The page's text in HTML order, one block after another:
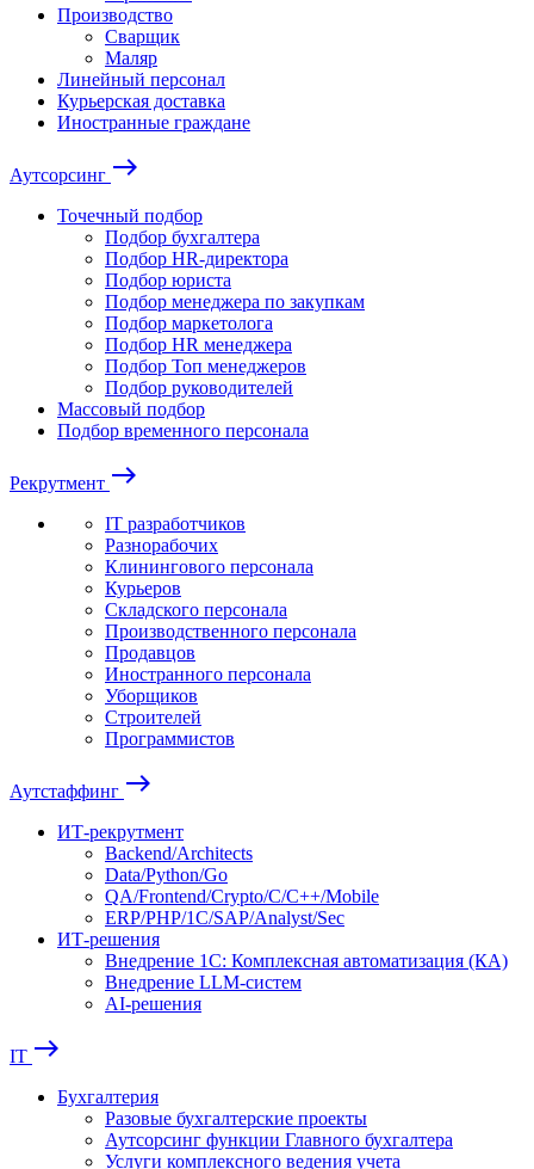
Производство
Сварщик
Маляр
Линейный персонал
Курьерская доставка
Иностранные граждане
Аутсорсинг east
Точечный подбор
Подбор бухгалтера
Подбор HR-директора
Подбор юриста
Подбор менеджера по закупкам
Подбор маркетолога
Подбор HR менеджера
Подбор Топ менеджеров
Подбор руководителей
Массовый подбор
Подбор временного персонала
Рекрутмент east
IT разработчиков
Разнорабочих
Клинингового персонала
Курьеров
Складского персонала
Производственного персонала
Продавцов
Иностранного персонала
Уборщиков
Строителей
Программистов
Аутстаффинг east
ИТ-рекрутмент
Backend/Architects
Data/Python/Go
QA/Frontend/Crypto/C/C++/Mobile
ERP/PHP/1C/SAP/Analyst/Sec
ИТ-решения
Внедрение 1С: Комплексная автоматизация (КА)
Внедрение LLM-систем
AI-решения
IT east
Бухгалтерия
Разовые бухгалтерские проекты
Аутсорсинг функции Главного бухгалтера
Услуги комплексного ведения учета